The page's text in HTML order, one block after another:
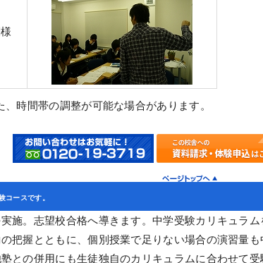
時間帯の調整が可能な場合があります。
コースです。
施。志望校合格へ導きます。中学受験カリキュラ
把握とともに、個別授業で足りない場合の演習量
との併用にも生徒独自のカリキュラムに合わせて受